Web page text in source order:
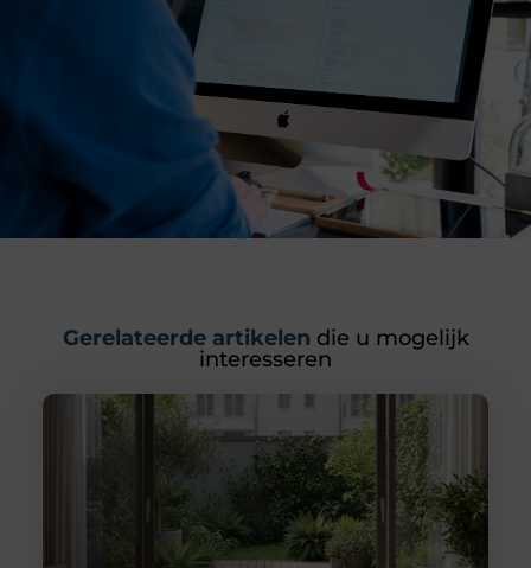
Gerelateerde artikelen die u mogelijk
interesseren